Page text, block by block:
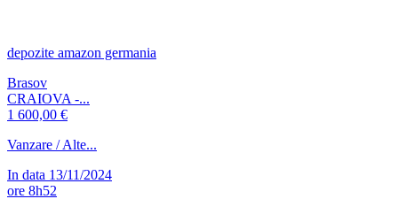
depozite amazon germania
Brasov
CRAIOVA -...
1 600,00 €
Vanzare / Alte...
In data 13/11/2024
ore 8h52